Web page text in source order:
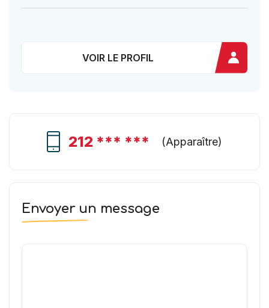
VOIR LE PROFIL
212 *** *** (Apparaître)
Envoyer un message